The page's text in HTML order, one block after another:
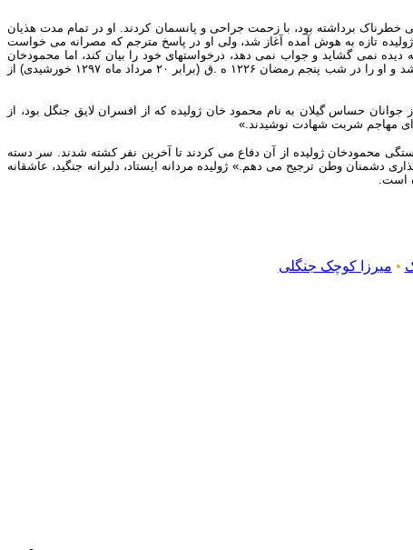
خطرناک برداشته بود، با زحمت جراحی و پانسمان کردند. او در تمام مدت هذیان
تازه به هوش آمده آغاز شد، ولی او در پاسخ مترجم که مصرانه می خواست
نمی گشاید و جواب نمی دهد، درخواستهای خود را بیان کند، اما محمودخان
ژولیده جز اظهار نفرت و انزجار واکنشی نشان نداد و شباهنگام، از غفلت پرستار استفاده و نوارهای دستش را باز کرد و بخیه ها را با دندان کشید. خونریزی شروع شد و او را در شب پنجم رمضان ۱۲۲۶ ه .ق (برابر ۲۰ مرداد ماه ۱۲۹۷ خورشیدی) از
یکی از جوانان حساس گیلان به نام محمود خان ژولیده که از افسران لایق جنگل بود، از
مهاجم شربت شهادت نوشیدند.»
به سردستگی محمودخان ژولیده از آن دفاع می کردند تا آخرین نفر کشته شدند. سر دسته
دشمنان وطن ترجیح می دهم.» ژولیده مردانه ایستاد، دلیرانه جنگید، عاشقانه
است.
• میرزا کوچک جنگلی